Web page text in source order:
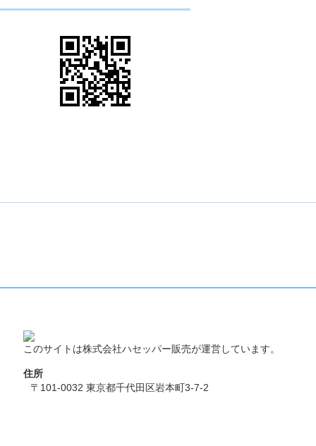
このサイトは株式会社ハセッパー販売が運営しています。
住所
〒101-0032 東京都千代田区岩本町3-7-2